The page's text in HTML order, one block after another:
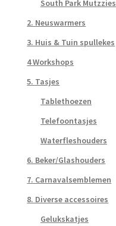
South Park Mutzzies
2. Neuswarmers
3. Huis & Tuin spullekes
4 Workshops
5. Tasjes
Tablethoezen
Telefoontasjes
Waterfleshouders
6. Beker/Glashouders
7. Carnavalsemblemen
8. Diverse accessoires
Gelukskatjes